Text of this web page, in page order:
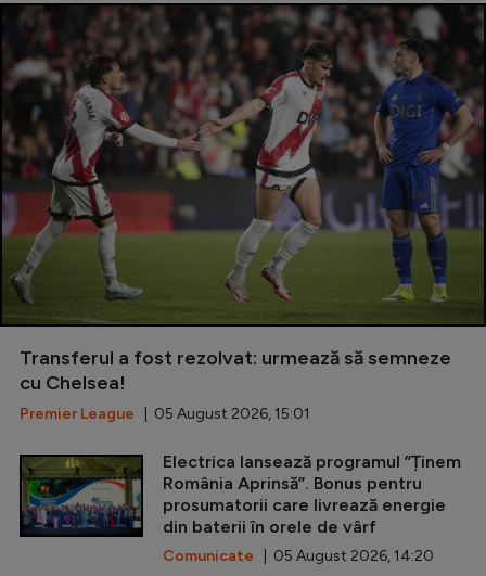
Transferul a fost rezolvat: urmează să semneze
cu Chelsea!
Premier League | 05 August 2026, 15:01
Electrica lansează programul ”Ținem
România Aprinsă”. Bonus pentru
prosumatorii care livrează energie
din baterii în orele de vârf
Comunicate | 05 August 2026, 14:20